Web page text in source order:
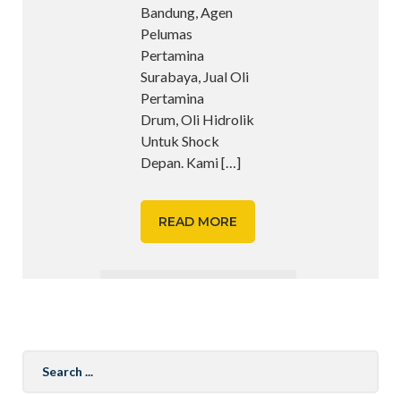
Bandung, Agen
Pelumas
Pertamina
Surabaya, Jual Oli
Pertamina
Drum, Oli Hidrolik
Untuk Shock
Depan. Kami[…]
READ MORE
for: